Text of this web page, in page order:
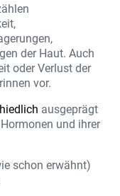
der Haut. Auch
oder Verlust der
vor.
ausgeprägt
und ihrer
schon erwähnt)